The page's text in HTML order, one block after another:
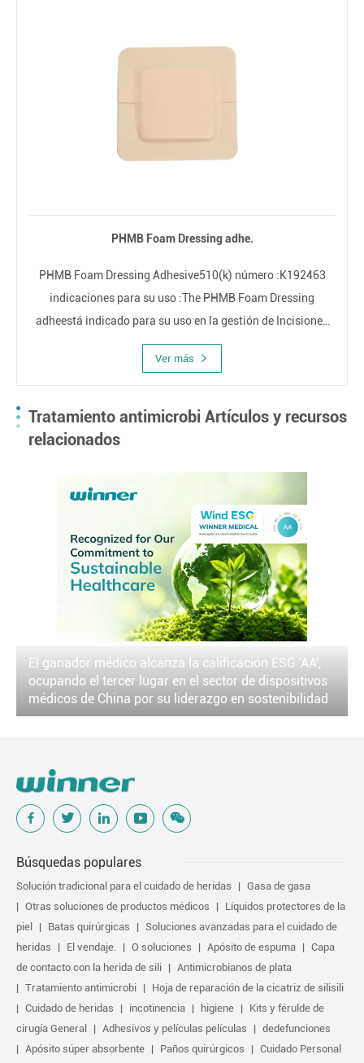
PHMB Foam Dressing adhe.
PHMB Foam Dressing Adhesive510(k) número :K192463
indicaciones para su uso :The PHMB Foam Dressing
adheestá indicado para su uso en la gestión de Incisiones
postquirúrgicas, úlceras por presión, úlceras de estasis
venosa, diabético Úlceras, partes donantes, abrasiones,
Ver más
Tratamiento antimicrobi Artículos y recursos
relacionados
El ganador médico alcanza la calificación ESG 'AA',
ocupando el tercer lugar en el sector de dispositivos
médicos de China por su liderazgo en sostenibilidad
Búsquedas populares
Solución tradicional para el cuidado de heridas
Gasa de gasa
Otras soluciones de productos médicos
Líquidos protectores de la
piel
Batas quirúrgicas
Soluciones avanzadas para el cuidado de
heridas
El vendaje. O soluciones Apósito de espuma
Capa
de contacto con la herida de sili
Antimicrobianos de plata
Tratamiento antimicrobi
Hoja de reparación de la cicatriz de silisili
Cuidado de heridas
incotinencia higiene
Kits y férulde de
cirugía General
Adhesivos y películas películas
dedefunciones
Apósito súper absorbente
Paños quirúrgicos
Cuidado Personal